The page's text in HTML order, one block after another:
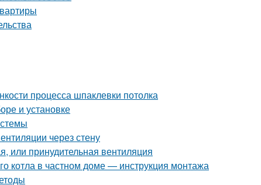
процесса шпаклевки потолка
и установке
через стену
или принудительная вентиляция
котла в частном доме — инструкция монтажа